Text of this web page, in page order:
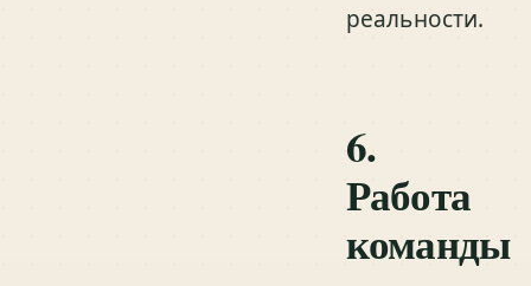
реальности.
6.
Работа
команды